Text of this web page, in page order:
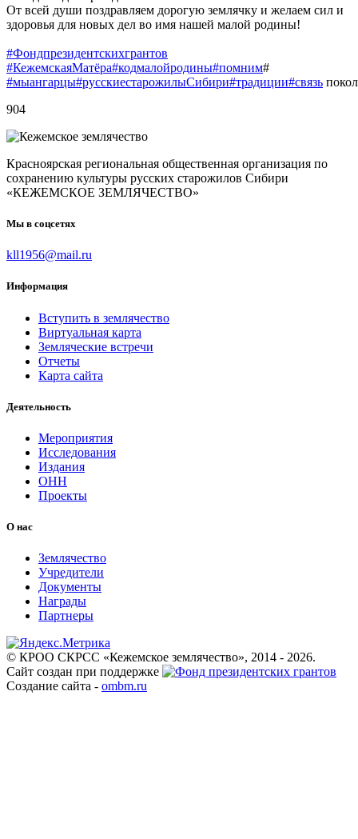
От всей души поздравляем дорогую землячку и желаем сил и
здоровья для новых дел во имя нашей малой родины!
#Фондпрезидентскихгрантов
#КежемскаяМатёра#кодмалойродины#помним#
#мыангарцы#русскиестарожилыСибири#традиции#связь
904
Красноярская региональная общественная организация по
сохранению культуры русских старожилов Сибири
«КЕЖЕМСКОЕ ЗЕМЛЯЧЕСТВО»
Мы в соцсетях
kll1956@mail.ru
Информация
Вступить в землячество
Виртуальная карта
Земляческие встречи
Отчеты
Карта сайта
Деятельность
Мероприятия
Исследования
Издания
ОНН
Проекты
О нас
Землячество
Учредители
Документы
Награды
Партнеры
© КРОО СКРСС «Кежемское землячество», 2014 - 2026.
Cайт создан при поддержке
Создание сайта - ombm.ru